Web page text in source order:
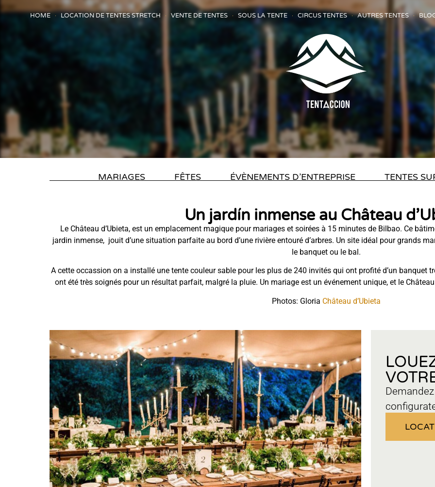
HOME LOCATION DE TENTES STRETCH VENTE DE TENTES SOUS LA TENTE CIRCUS TENTES AUTRES TENTES
MARIAGES FÊTES ÉVÈNEMENTS D’ENTREPRISE TENTES
Un jardín inmense au Château
Le Château d’Ubieta, est un emplacement magique pour mariages et soirées à 15 minutes de Bilbao. Ce
jardin inmense, jouit d’une situation parfaite au bord d’une rivière entouré d’arbres. Un site idéal pour grands
le banquet ou le bal.
A cette occassion on a installé une tente couleur sable pour les plus de 240 invités qui ont profité d’un banquet
ont été très soignés pour un résultat parfait, malgré la pluie. Un mariage est un événement unique, et le
Photos: Gloria Château d’Ubieta